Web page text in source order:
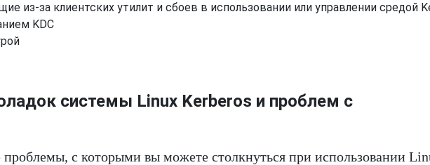
из-за клиентских утилит и сбоев в использовании или управлении средой
KDC
системы Linux Kerberos и проблем с
проблемы, с которыми вы можете столкнуться при использовании